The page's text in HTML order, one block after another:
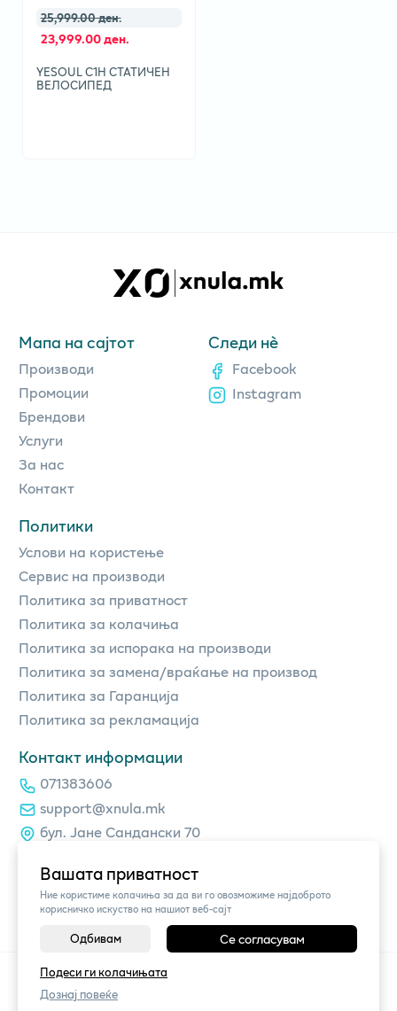
Вашата приватност
Ние користиме колачиња за да ви го овозможиме најдоброто
корисничко искуство на нашиот веб-сајт
Одбивам Се согласувам
Подеси ги колачињата
Дознај повеќе
25,999.00 ден.
23,999.00 ден.
YESOUL C1H СТАТИЧЕН
ВЕЛОСИПЕД
Мапа на сајтот
Производи
Промоции
Брендови
Услуги
За нас
Контакт
Политики
Услови на користење
Сервис на производи
Политика за приватност
Политика за колачиња
Политика за испорака на производи
Политика за замена/враќање на производ
Политика за Гаранција
Политика за рекламација
Контакт информации
071383606
support@xnula.mk
бул. Јане Сандански 70
Следи нè
Facebook
Instagram
©2026Vendor x
Поставки за колачиња